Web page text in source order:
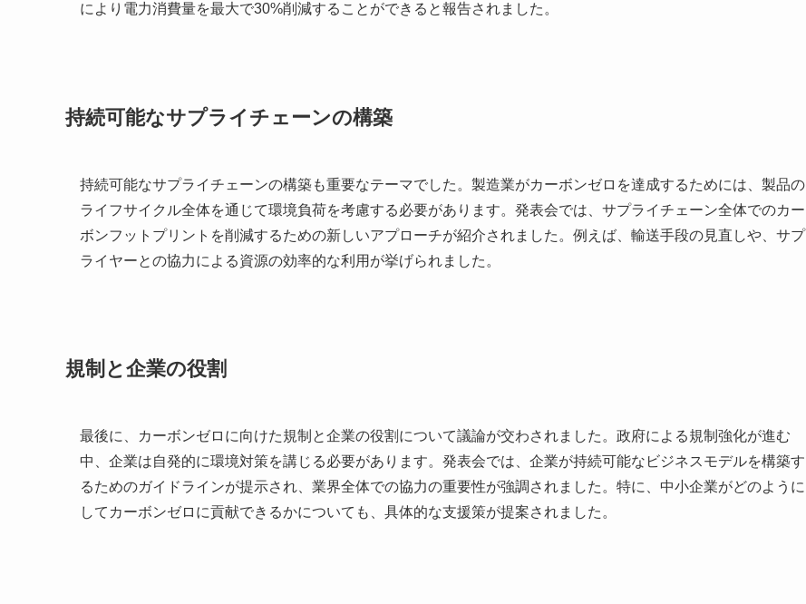
により電力消費量を最大で30%削減することができると報告されました。
持続可能なサプライチェーンの構築
持続可能なサプライチェーンの構築も重要なテーマでした。製造業がカーボンゼロを達成するためには、製品の
ライフサイクル全体を通じて環境負荷を考慮する必要があります。発表会では、サプライチェーン全体でのカー
ボンフットプリントを削減するための新しいアプローチが紹介されました。例えば、輸送手段の見直しや、サプ
ライヤーとの協力による資源の効率的な利用が挙げられました。
規制と企業の役割
最後に、カーボンゼロに向けた規制と企業の役割について議論が交わされました。政府による規制強化が進む
中、企業は自発的に環境対策を講じる必要があります。発表会では、企業が持続可能なビジネスモデルを構築す
るためのガイドラインが提示され、業界全体での協力の重要性が強調されました。特に、中小企業がどのように
してカーボンゼロに貢献できるかについても、具体的な支援策が提案されました。